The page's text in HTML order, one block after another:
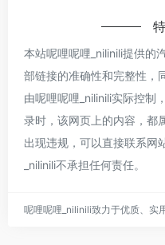
本站呢哩呢哩_nilinili提供的
部链接的准确性和完整性，
由呢哩呢哩_nilinili实际控制
录时，该网页上的内容，都
出现违规，可以直接联系网
_nilinili不承担任何责任。
呢哩呢哩_nilinili致力于优质、实